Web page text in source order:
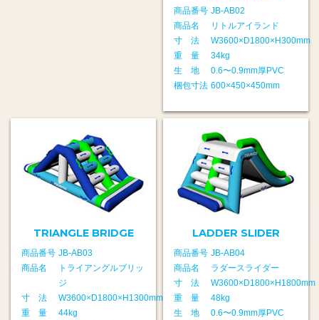
商品番号 JB-AB02
商品名
リトルアイランド
寸 法
W3600×D1800×H300mm
重 量
34kg
生 地
0.6〜0.9mm厚PVC
梱包寸法 600×450×450mm
TRIANGLE BRIDGE
商品番号 JB-AB03
商品名
トライアングルブリッ
ジ
寸 法
W3600×D1800×H1300mm
重 量
44kg
LADDER SLIDER
商品番号 JB-AB04
商品名
ラダースライダー
寸 法
W3600×D1800×H1800mm
重 量
48kg
生 地
0.6〜0.9mm厚PVC